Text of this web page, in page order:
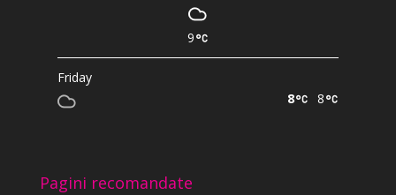
9
Friday
8
8
Pagini recomandate